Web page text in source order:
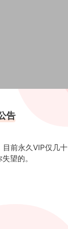
告
目前永久VIP仅几十
望的。